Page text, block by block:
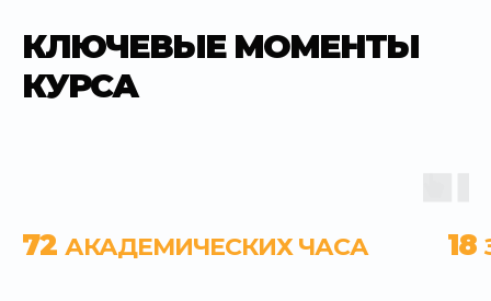
КЛЮЧЕВЫЕ МОМЕНТЫ
КУРСА
72 АКАДЕМИЧЕСКИХ ЧАСА 18